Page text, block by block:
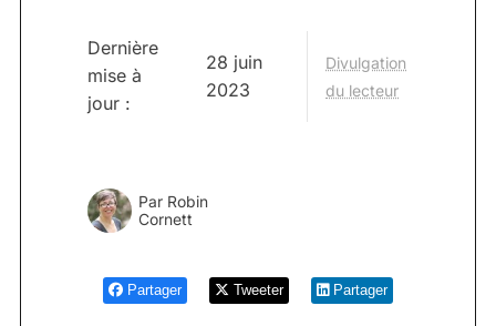
Dernière
mise à
jour :
28 juin
2023
Divulgation
du lecteur
Par Robin
Cornett
Partager Tweeter Partager